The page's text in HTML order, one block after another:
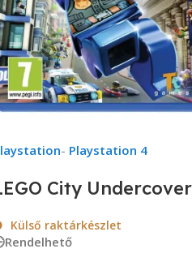
- Playstation 4
City Undercover
Külső raktárkészlet